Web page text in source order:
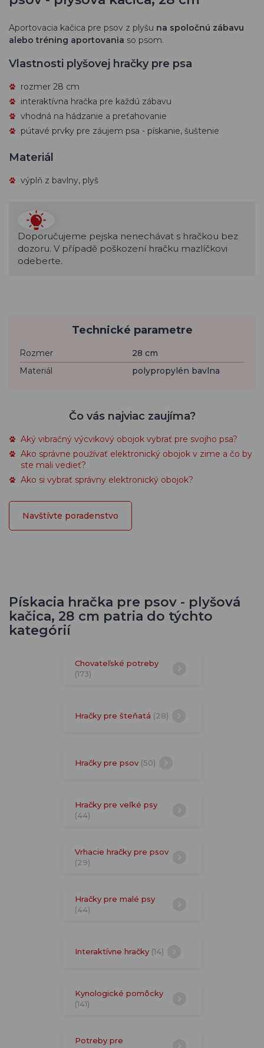
Aportovacia kačica pre psov z plyšu na spoločnú zábavu
alebo tréning aportovania so psom.
Vlastnosti plyšovej hračky pre psa
rozmer 28 cm
interaktívna hračka pre každú zábavu
vhodná na hádzanie a preťahovanie
pútavé prvky pre záujem psa - pískanie, šuštenie
Materiál
výplň z bavlny, plyš
Doporučujeme pejska nenechávat s hračkou bez
dozoru. V případě poškození hračku mazlíčkovi
odeberte.
Technické parametre
Rozmer
28 cm
Materiál
polypropylén bavlna
Čo vás najviac zaujíma?
Aký vibračný výcvikový obojok vybrať pre svojho psa?
Ako správne používať elektronický obojok v zime a čo by
ste mali vedieť?
Ako si vybrať správny elektronický obojok?
Navštívte poradenstvo
Pískacia hračka pre psov - plyšová
kačica, 28 cm patria do týchto
kategórií
Chovateľské potreby
(173)
Hračky pre šteňatá (28)
Hračky pre psov (50)
Hračky pre veľké psy
(44)
Vrhacie hračky pre psov
(29)
Hračky pre malé psy
(44)
Interaktívne hračky (14)
Kynologické pomôcky
(141)
Potreby pre